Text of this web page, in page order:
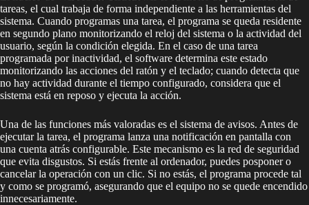
tareas, el cual trabaja de forma independiente a las herramientas del
sistema. Cuando programas una tarea, el programa se queda residente
en segundo plano monitorizando el reloj del sistema o la actividad del
usuario, según la condición elegida. En el caso de una tarea
programada por inactividad, el software determina este estado
monitorizando las acciones del ratón y el teclado; cuando detecta que
no hay actividad durante el tiempo configurado, considera que el
sistema está en reposo y ejecuta la acción.
Una de las funciones más valoradas es el sistema de avisos. Antes de
ejecutar la tarea, el programa lanza una notificación en pantalla con
una cuenta atrás configurable. Este mecanismo es la red de seguridad
que evita disgustos. Si estás frente al ordenador, puedes posponer o
cancelar la operación con un clic. Si no estás, el programa procede tal
y como se programó, asegurando que el equipo no se quede encendido
innecesariamente.